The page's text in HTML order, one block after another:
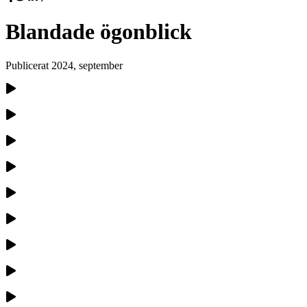
Blandade ögonblick
Publicerat 2024, september